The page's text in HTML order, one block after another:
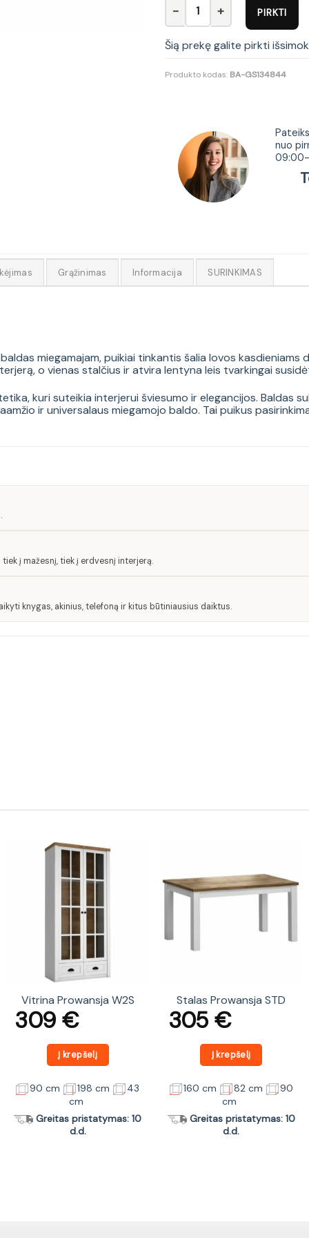
PIRKTI
Šią prekę galite pirkti
Produkto kodas: BA-GS134844
nuo
09:00-
Grąžinimas Informacija SURINKIMAS
miegamajam, puikiai tinkantis šalia lovos
o vienas stalčius ir atvira lentyna leis tvarkingai
kuri suteikia interjerui šviesumo ir elegancijos. Baldas
ir universalaus miegamojo baldo. Tai puikus
į mažesnį, tiek į erdvesnį interjerą.
knygas, akinius, telefoną ir kitus būtiniausius daiktus.
Vitrina Prowansja W2S
309€
Į krepšelį
90 cm 198 cm
43
cm
Greitas pristatymas: 10
d.d.
Stalas Prowansja STD
305€
Į krepšelį
160 cm 82 cm
90
cm
Greitas pristatymas: 10
d.d.